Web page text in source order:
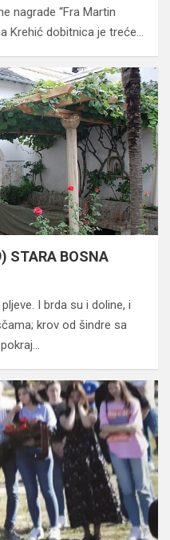
nagrade “Fra Martin
Krehić dobitnica je treće…
STARA BOSNA
I brda su i doline, i
krov od šindre sa